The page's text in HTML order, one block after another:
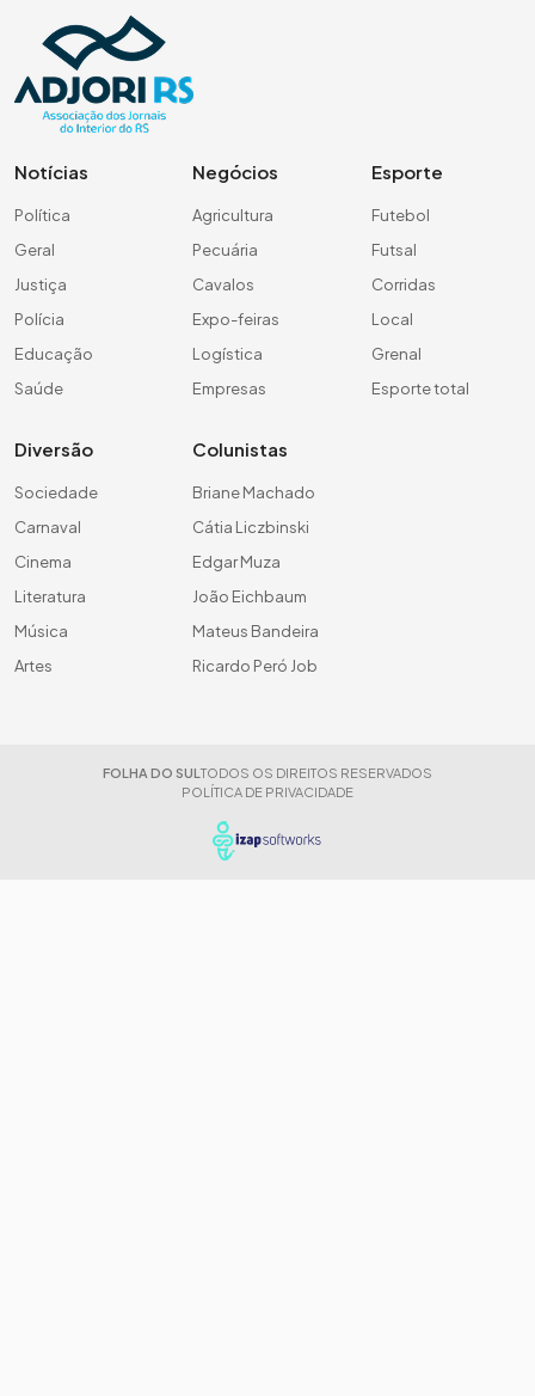
Notícias
Política
Geral
Justiça
Polícia
Educação
Saúde
Negócios
Agricultura
Pecuária
Cavalos
Expo-feiras
Logística
Empresas
Esporte
Futebol
Futsal
Corridas
Local
Grenal
Esporte total
Diversão
Sociedade
Carnaval
Cinema
Literatura
Música
Artes
Colunistas
Briane Machado
Cátia Liczbinski
Edgar Muza
João Eichbaum
Mateus Bandeira
Ricardo Peró Job
FOLHA DO SUL TODOS OS DIREITOS RESERVADOS
POLÍTICA DE PRIVACIDADE